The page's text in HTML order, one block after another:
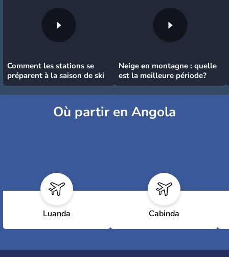
Comment les stations se
préparent à la saison de ski
Neige en montagne : quelle
est la meilleure période?
Où partir en Angola
Luanda Cabinda